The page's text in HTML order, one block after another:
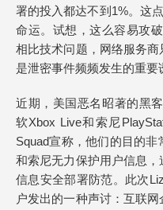
署的投入都达不到1%。这
命运。试想，这么容易攻
相比技术问题，网络服务
是泄密事件频频发生的重要
近期，美国恶名昭著的黑
软Xbox Live和索尼
Squad宣称，他们的目的
和索尼无力保护用户信息
信息安全部署防范。此次
户发出的一种声讨：互联